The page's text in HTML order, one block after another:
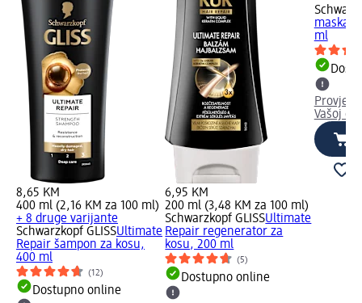
8,65 KM
400 ml (2,16 KM za 100 ml)
+ 8 druge varijante
Schwarzkopf GLISSUltimate
Repair šampon za kosu,
400 ml
(12)
Dostupno online
6,95 KM
200 ml (3,48 KM za 100 ml)
Schwarzkopf GLISSUltimate
Repair regenerator za
kosu, 200 ml
(5)
Dostupno online
maska
ml
Vašoj